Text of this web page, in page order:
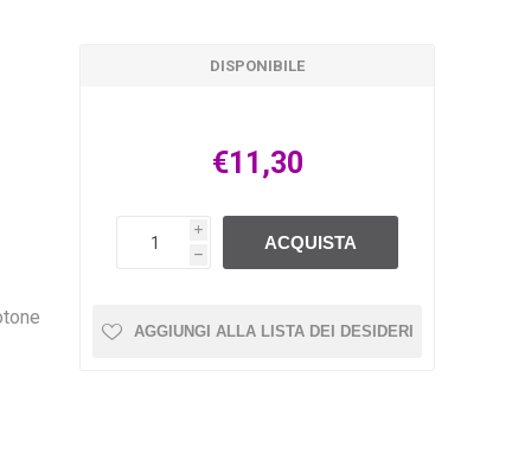
DISPONIBILE
€11,30
i
h
ACQUISTA
AGGIUNGI ALLA LISTA DEI DESIDERI